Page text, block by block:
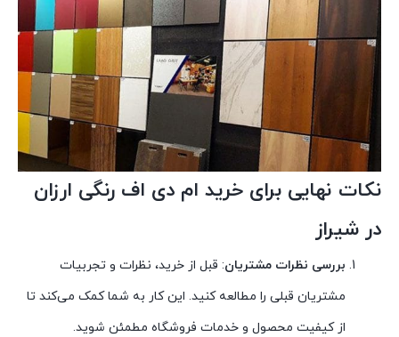
نکات نهایی برای خرید ام دی اف رنگی ارزان
در شیراز
بررسی نظرات مشتریان: قبل از خرید، نظرات و تجربیات
مشتریان قبلی را مطالعه کنید. این کار به شما کمک می‌کند تا
از کیفیت محصول و خدمات فروشگاه مطمئن شوید.